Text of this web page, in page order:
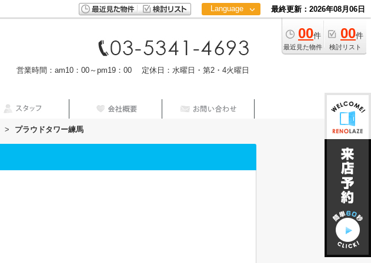
Language
中文
最終更新：2026年08月06日
00件
最近見た物件
00件
検討リスト
営業時間：am10：00～pm19：00 定休日：水曜日・第2・4火曜日
> プラウドタワー練馬